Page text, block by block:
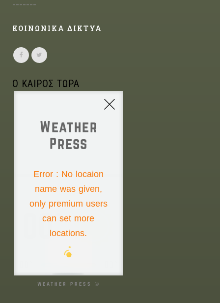
-------
ΚΟΙΝΩΝΙΚΑ ΔΙΚΤΥΑ
Ο ΚΑΙΡΟΣ ΤΩΡΑ
Weather
Press
Error : No locaion
name was given,
only premium users
can set more
locations.
Saturday the 8th
00°
weather press ©